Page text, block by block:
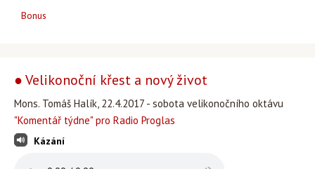
Bonus
● Velikonoční křest a nový život
Mons. Tomáš Halík, 22.4.2017 - sobota velikonočního oktávu
"Komentář týdne" pro Radio Proglas
Kázání